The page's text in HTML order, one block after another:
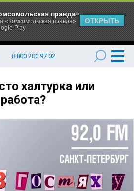
8 800 200 97 02
халтурка или
правда»
«Комсомольская правда»
Play
ОТКРЫТЬ